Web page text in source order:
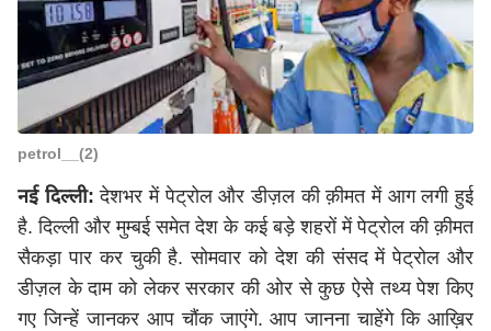
petrol__(2)
नई दिल्ली: देशभर में पेट्रोल और डीज़ल की क़ीमत में आग लगी हुई
है. दिल्ली और मुम्बई समेत देश के कई बड़े शहरों में पेट्रोल की क़ीमत
सैकड़ा पार कर चुकी है. सोमवार को देश की संसद में पेट्रोल और
डीज़ल के दाम को लेकर सरकार की ओर से कुछ ऐसे तथ्य पेश किए
गए जिन्हें जानकर आप चौंक जाएंगे. आप जानना चाहेंगे कि आख़िर